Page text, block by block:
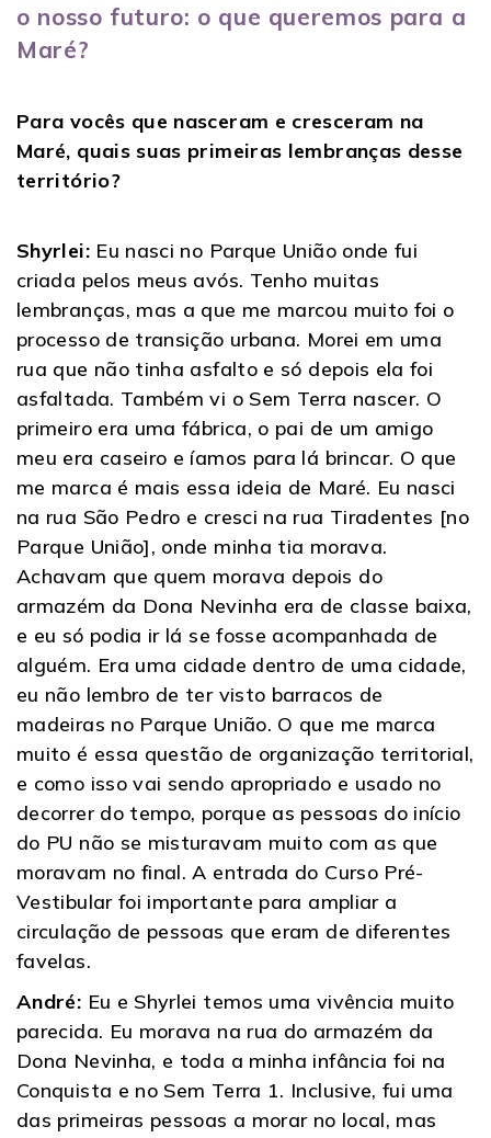
o nosso futuro: o que queremos para a
Maré?
Para vocês que nasceram e cresceram na
Maré, quais suas primeiras lembranças desse
território?
Shyrlei:Eu nasci no Parque União onde fui
criada pelos meus avós. Tenho muitas
lembranças, mas a que me marcou muito foi o
processo de transição urbana. Morei em uma
rua que não tinha asfalto e só depois ela foi
asfaltada. Também vi o Sem Terra nascer. O
primeiro era uma fábrica, o pai de um amigo
meu era caseiro e íamos para lá brincar. O que
me marca é mais essa ideia de Maré. Eu nasci
na rua São Pedro e cresci na rua Tiradentes [no
Parque União], onde minha tia morava.
Achavam que quem morava depois do
armazém da Dona Nevinha era de classe baixa,
e eu só podia ir lá se fosse acompanhada de
alguém. Era uma cidade dentro de uma cidade,
eu não lembro de ter visto barracos de
madeiras no Parque União. O que me marca
muito é essa questão de organização territorial,
e como isso vai sendo apropriado e usado no
decorrer do tempo, porque as pessoas do início
do PU não se misturavam muito com as que
moravam no final. A entrada do Curso Pré-
Vestibular foi importante para ampliar a
circulação de pessoas que eram de diferentes
favelas.
André: Eu e Shyrlei temos uma vivência muito
parecida. Eu morava na rua do armazém da
Dona Nevinha, e toda a minha infância foi na
Conquista e no Sem Terra 1. Inclusive, fui uma
das primeiras pessoas a morar no local, mas